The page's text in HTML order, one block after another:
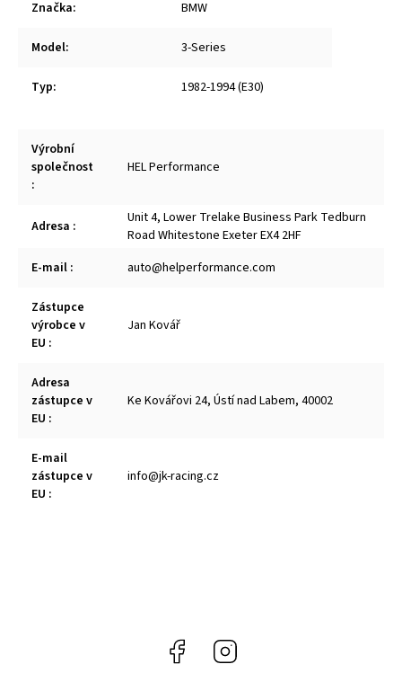
Značka: BMW
Model: 3-Series
Typ: 1982-1994 (E30)
Výrobní
společnost
:
HEL Performance
Adresa :
Unit 4, Lower Trelake Business Park Tedburn
Road Whitestone Exeter EX4 2HF
E-mail : auto@helperformance.com
Zástupce
výrobce v
EU :
Jan Kovář
Adresa
zástupce v
EU :
Ke Kovářovi 24, Ústí nad Labem, 40002
E-mail
zástupce v
EU :
info@jk-racing.cz
Facebook